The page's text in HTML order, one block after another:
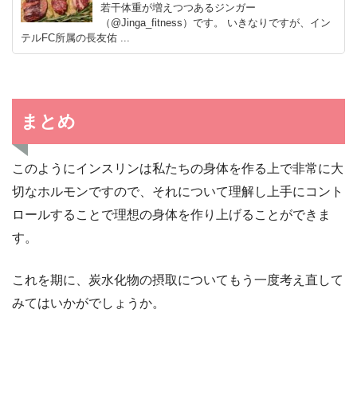
若干体重が増えつつあるジンガー
（@Jinga_fitness）です。 いきなりですが、イン
テルFC所属の長友佑 ...
まとめ
このようにインスリンは私たちの身体を作る上で非常に大
切なホルモンですので、それについて理解し上手にコント
ロールすることで理想の身体を作り上げることができま
す。
これを期に、炭水化物の摂取についてもう一度考え直して
みてはいかがでしょうか。